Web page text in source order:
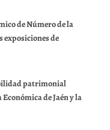
de Número de la
exposiciones de
patrimonial
de Jaén y la